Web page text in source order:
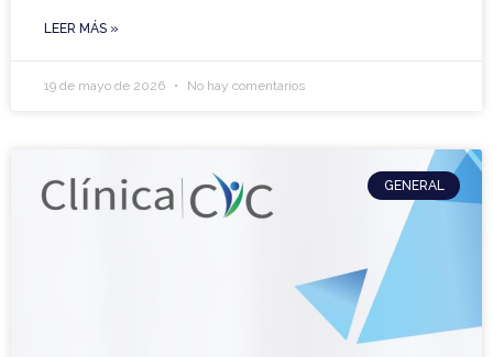
LEER MÁS »
19 de mayo de 2026 No hay comentarios
GENERAL